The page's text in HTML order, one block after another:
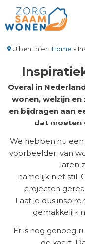
naar
de
gaanU bent hier: Home
Overal in
wonen, welzijn
en bijdragen aan
dat moeten
We hebben nu
voorbeelden van
laten
namelijk niet stil.
projecten
Laat je dus
gemakkelijk
Er is nog genoeg